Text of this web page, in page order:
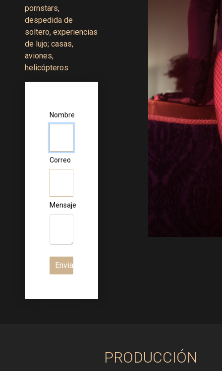
pornstars,
despedida de
soltero, experiencias
de lujo; casas,
aviones,
helicópteros
Nombre
Correo
Mensaje
Enviar
PRODUCCIÓN